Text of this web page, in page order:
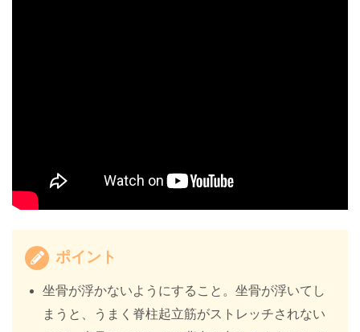
ポイント
坐骨が浮かないようにすること。坐骨が浮いてし
まうと、うまく脊柱起立筋がストレッチされない